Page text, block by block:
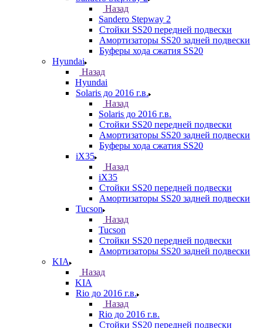
Назад
Sandero Stepway 2
Стойки SS20 передней подвески
Амортизаторы SS20 задней подвески
Буферы хода сжатия SS20
Hyundai
Назад
Hyundai
Solaris до 2016 г.в.
Назад
Solaris до 2016 г.в.
Стойки SS20 передней подвески
Амортизаторы SS20 задней подвески
Буферы хода сжатия SS20
iX35
Назад
iX35
Стойки SS20 передней подвески
Амортизаторы SS20 задней подвески
Tucson
Назад
Tucson
Стойки SS20 передней подвески
Амортизаторы SS20 задней подвески
KIA
Назад
KIA
Rio до 2016 г.в.
Назад
Rio до 2016 г.в.
Стойки SS20 передней подвески